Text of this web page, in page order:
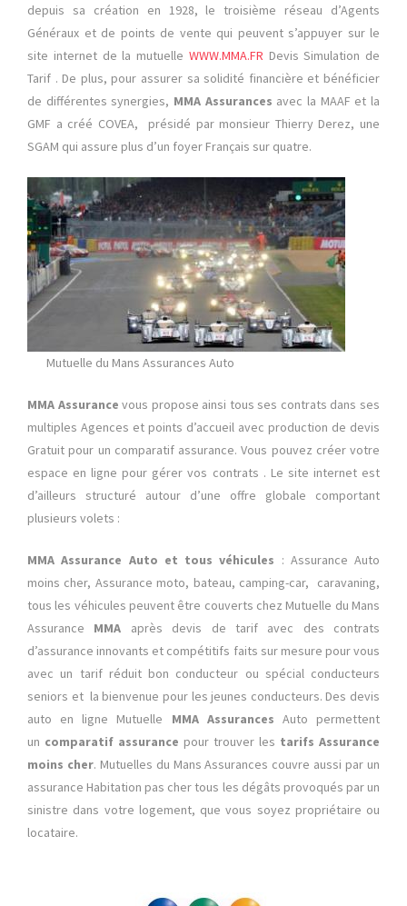
depuis sa création en 1928, le troisième réseau d’Agents
Généraux et de points de vente qui peuvent s’appuyer sur le
site internet de la mutuelle WWW.MMA.FR Devis Simulation de
Tarif . De plus, pour assurer sa solidité financière et bénéficier
de différentes synergies, MMA Assurances avec la MAAF et la
GMF a créé COVEA, présidé par monsieur Thierry Derez, une
SGAM qui assure plus d’un foyer Français sur quatre.
Mutuelle du Mans Assurances Auto
MMA Assurancevous propose ainsi tous ses contrats dans ses
multiples Agences et points d’accueil avec production de devis
Gratuit pour un comparatif assurance. Vous pouvez créer votre
espace en ligne pour gérer vos contrats . Le site internet est
d’ailleurs structuré autour d’une offre globale comportant
plusieurs volets :
MMA Assurance Auto et tous véhicules : Assurance Auto
moins cher, Assurance moto, bateau, camping-car, caravaning,
tous les véhicules peuvent être couverts chez Mutuelle du Mans
Assurance MMA après devis de tarif avec des contrats
d’assurance innovants et compétitifs faits sur mesure pour vous
avec un tarif réduit bon conducteur ou spécial conducteurs
seniors et la bienvenue pour les jeunes conducteurs. Des devis
auto en ligne Mutuelle MMA Assurances Auto permettent
un comparatif assurance pour trouver les tarifs Assurance
moins cher. Mutuelles du Mans Assurances couvre aussi par un
assurance Habitation pas cher tous les dégâts provoqués par un
sinistre dans votre logement, que vous soyez propriétaire ou
locataire.